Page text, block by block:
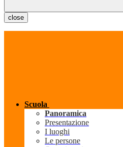
close
Scuola
Panoramica
Presentazione
I luoghi
Le persone